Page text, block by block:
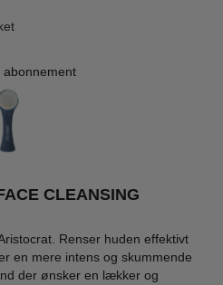
abonnement
CLEANSING
Renser huden effektivt
en mere intens og skummende
der ønsker en lækker og